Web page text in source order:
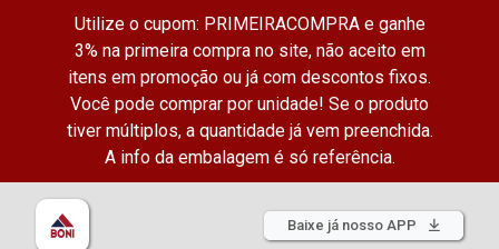
Utilize o cupom: PRIMEIRACOMPRA e ganhe
3% na primeira compra no site, não aceito em
itens em promoção ou já com descontos fixos.
Você pode comprar por unidade! Se o produto
tiver múltiplos, a quantidade já vem preenchida.
A info da embalagem é só referência.
Baixe já nosso APP